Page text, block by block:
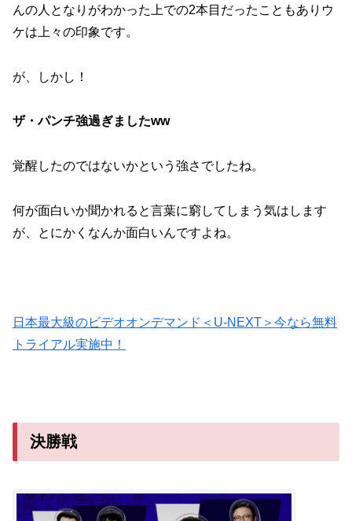
んの人となりがわかった上での2本目だったこともありウ
ケは上々の印象です。
が、しかし！
ザ・パンチ強過ぎましたww
覚醒したのではないかという強さでしたね。
何が面白いか聞かれると言葉に窮してしまう気はします
が、とにかくなんか面白いんですよね。
日本最大級のビデオオンデマンド＜U-NEXT＞今なら無料
トライアル実施中！
決勝戦